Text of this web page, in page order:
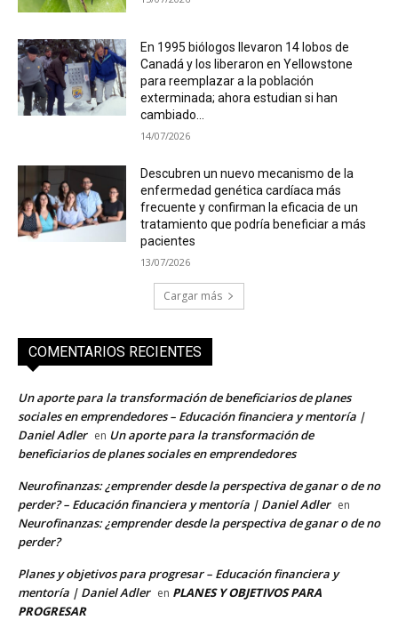
En 1995 biólogos llevaron 14 lobos de
Canadá y los liberaron en Yellowstone
para reemplazar a la población
exterminada; ahora estudian si han
cambiado...
14/07/2026
Descubren un nuevo mecanismo de la
enfermedad genética cardíaca más
frecuente y confirman la eficacia de un
tratamiento que podría beneficiar a más
pacientes
13/07/2026
Cargar más
COMENTARIOS RECIENTES
Un aporte para la transformación de beneficiarios de planes
sociales en emprendedores – Educación financiera y mentoría |
Daniel Adler en Un aporte para la transformación de
beneficiarios de planes sociales en emprendedores
Neurofinanzas: ¿emprender desde la perspectiva de ganar o de no
perder? – Educación financiera y mentoría | Daniel Adler en
Neurofinanzas: ¿emprender desde la perspectiva de ganar o de no
perder?
Planes y objetivos para progresar – Educación financiera y
mentoría | Daniel Adler en PLANES Y OBJETIVOS PARA
PROGRESAR